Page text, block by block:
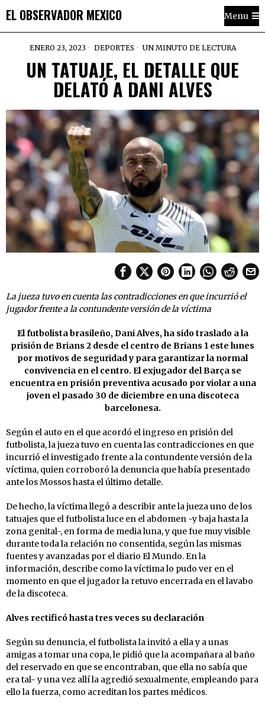
EL OBSERVADOR MEXICO Menu
ENERO 23, 2023 DEPORTES UN MINUTO DE LECTURA
UN TATUAJE, EL DETALLE QUE
DELATÓ A DANI ALVES
La jueza tuvo en cuenta las contradicciones en que incurrió el
jugador frente a la contundente versión de la víctima
El futbolista brasileño, Dani Alves, ha sido traslado a la
prisión de Brians 2 desde el centro de Brians 1 este lunes
por motivos de seguridad y para garantizar la normal
convivencia en el centro. El exjugador del Barça se
encuentra en prisión preventiva acusado por violar a una
joven el pasado 30 de diciembre en una discoteca
barcelonesa.
Según el auto en el que acordó el ingreso en prisión del
futbolista, la jueza tuvo en cuenta las contradicciones en que
incurrió el investigado frente a la contundente versión de la
víctima, quien corroboró la denuncia que había presentado
ante los Mossos hasta el último detalle.
De hecho, la víctima llegó a describir ante la jueza uno de los
tatuajes que el futbolista luce en el abdomen -y baja hasta la
zona genital-, en forma de media luna, y que fue muy visible
durante toda la relación no consentida, según las mismas
fuentes y avanzadas por el diario El Mundo. En la
información, describe como la víctima lo pudo ver en el
momento en que el jugador la retuvo encerrada en el lavabo
de la discoteca.
Alves rectificó hasta tres veces su declaración
Según su denuncia, el futbolista la invitó a ella y a unas
amigas a tomar una copa, le pidió que la acompañara al baño
del reservado en que se encontraban, que ella no sabía que
era tal- y una vez allí la agredió sexualmente, empleando para
ello la fuerza, como acreditan los partes médicos.